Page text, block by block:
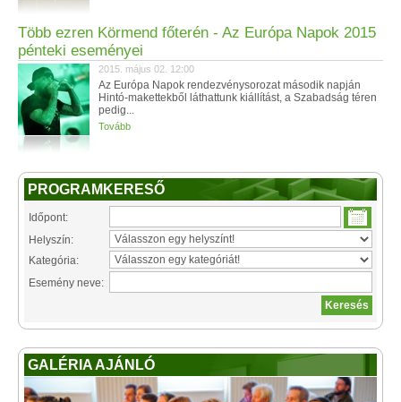
Több ezren Körmend főterén - Az Európa Napok 2015
pénteki eseményei
2015. május 02. 12:00
Az Európa Napok rendezvénysorozat második napján
Hintó-makettekből láthattunk kiállítást, a Szabadság téren
pedig...
Tovább
PROGRAMKERESŐ
Időpont:
Helyszín:
Kategória:
Esemény neve:
GALÉRIA AJÁNLÓ